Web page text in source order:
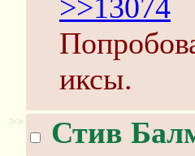
>>13074
иксы.
>> Стив